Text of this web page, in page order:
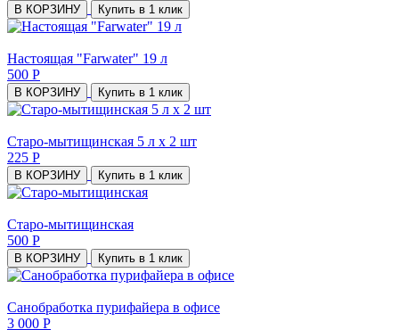
В КОРЗИНУ Купить в 1 клик
Настоящая "Farwater" 19 л
500 Р
В КОРЗИНУ Купить в 1 клик
Старо-мытищинская 5 л х 2 шт
225 Р
В КОРЗИНУ Купить в 1 клик
Старо-мытищинская
500 Р
В КОРЗИНУ Купить в 1 клик
Санобработка пурифайера в офисе
3 000 Р